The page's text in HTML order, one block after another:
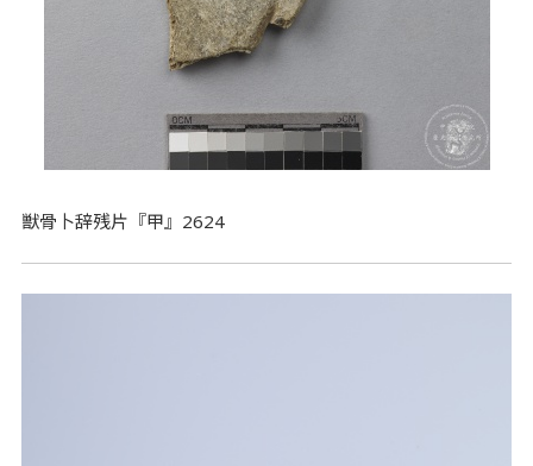
獣骨卜辞残片『甲』2624